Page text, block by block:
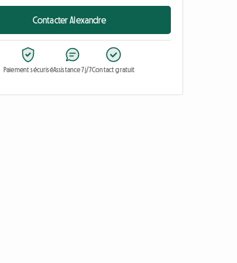
Contacter Alexandre
Paiement sécuriséAssistance 7j/7Contact gratuit